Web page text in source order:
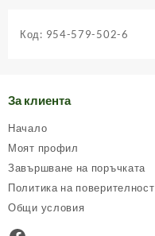
Код: 954-579-502-6
За клиента
Начало
Моят профил
Завършване на поръчката
Политика на поверителност
Общи условия